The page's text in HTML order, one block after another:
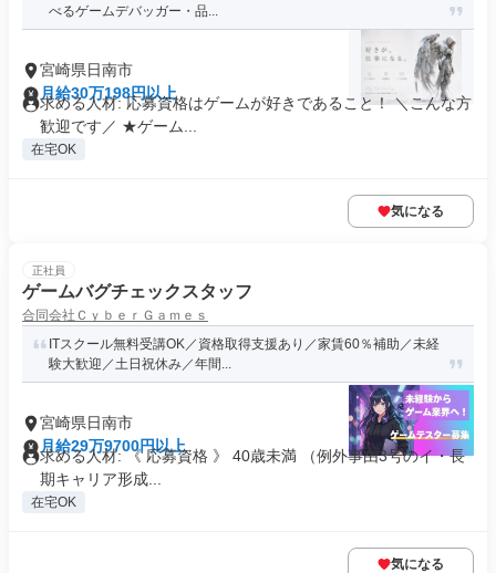
べるゲームデバッガー・品...
宮崎県日南市
月給30万198円以上
求める人材: 応募資格はゲームが好きであること！ ＼こんな方
歓迎です／ ★ゲーム...
在宅OK
気になる
正社員
ゲームバグチェックスタッフ
合同会社ＣｙｂｅｒＧａｍｅｓ
ITスクール無料受講OK／資格取得支援あり／家賃60％補助／未経
験大歓迎／土日祝休み／年間...
宮崎県日南市
月給29万9700円以上
求める人材: 《 応募資格 》 40歳未満 （例外事由3号のイ・長
期キャリア形成...
在宅OK
気になる